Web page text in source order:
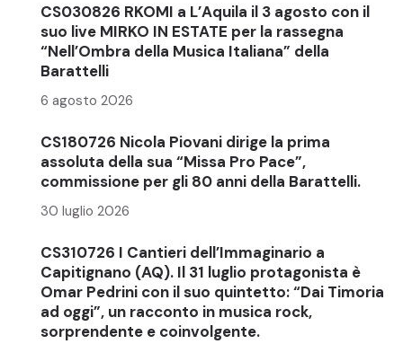
CS030826 RKOMI a L’Aquila il 3 agosto con il
suo live MIRKO IN ESTATE per la rassegna
“Nell’Ombra della Musica Italiana” della
Barattelli
6 agosto 2026
CS180726 Nicola Piovani dirige la prima
assoluta della sua “Missa Pro Pace”,
commissione per gli 80 anni della Barattelli.
30 luglio 2026
CS310726 I Cantieri dell’Immaginario a
Capitignano (AQ). Il 31 luglio protagonista è
Omar Pedrini con il suo quintetto: “Dai Timoria
ad oggi”, un racconto in musica rock,
sorprendente e coinvolgente.